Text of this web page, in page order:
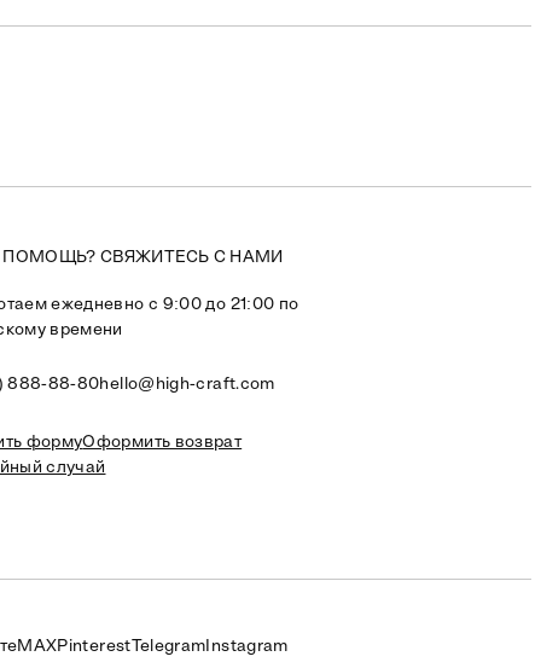
СВЯЖИТЕСЬ С НАМИ
ежедневно с 9:00 до 21:00 по
времени
888-88-80hello@high-craft.com
формуОформить возврат
случай
MAXPinterestTelegramInstagram